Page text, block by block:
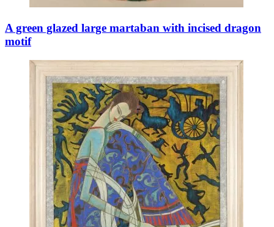
A green glazed large martaban with incised dragon
motif